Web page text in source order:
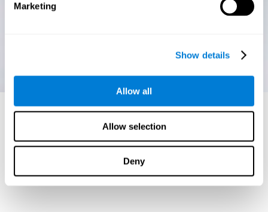
Marketing
Show details
Allow all
Allow selection
Deny